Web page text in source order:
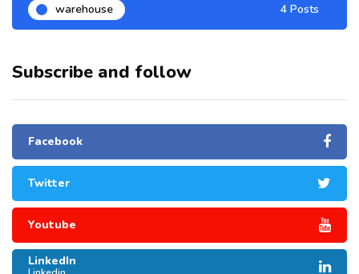
warehouse 4 Posts
Subscribe and follow
Facebook
Twitter
Youtube
LinkedIn